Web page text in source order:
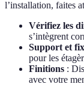
l’installation, faites
Vérifiez les
s’intègrent
Support et
pour les
Finitions :
avec votre